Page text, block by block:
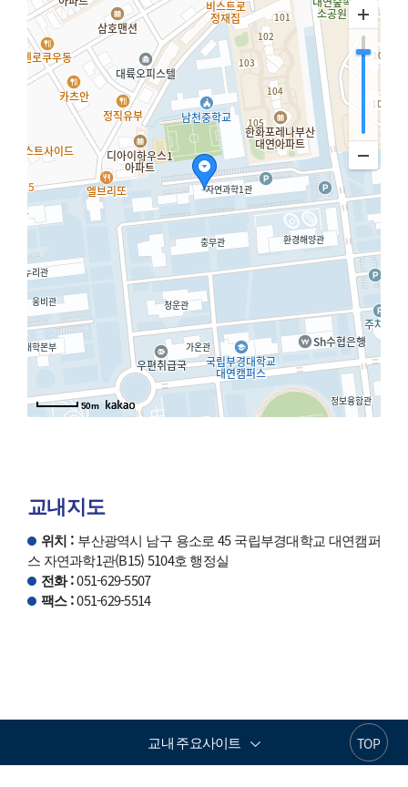
50m
교내지도
위치 : 부산광역시 남구 용소로 45 국립부경대학교 대연캠퍼
스 자연과학1관(B15) 5104호 행정실
전화 :051-629-5507
팩스 :051-629-5514
TOP
교내 주요사이트